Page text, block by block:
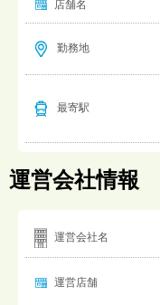
店舗名
勤務地
最寄駅
運営会社情報
運営会社名
運営店舗